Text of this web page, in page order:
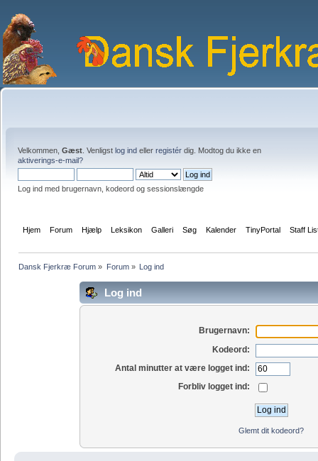
Velkommen, Gæst . Venligst log ind eller registér dig. Modtog du ikke en
aktiverings-e-mail?
Log ind med brugernavn, kodeord og sessionslængde
Hjem Forum Hjælp Leksikon Galleri Søg Kalender TinyPortal Staff
Dansk Fjerkræ Forum » Forum» Log ind
Log ind
Brugernavn:
Kodeord:
Antal minutter at være logget ind:
Forbliv logget ind:
Glemt dit kodeord?